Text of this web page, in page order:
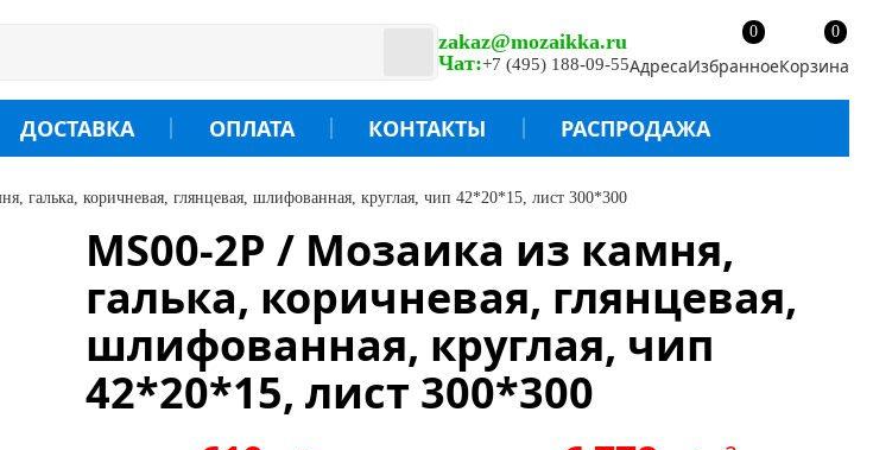
zakaz@mozaikka.ru
Чат:+7 (495) 188-09-55Адреса
0
ИзбранноеКорзина
0
ДОСТАВКА ОПЛАТА КОНТАКТЫ РАСПРОДАЖА
галька, коричневая, глянцевая, шлифованная, круглая, чип 42*20*15, лист 300*300
MS00-2P / Мозаика из камня,
галька, коричневая, глянцевая,
шлифованная, круглая, чип
42*20*15, лист 300*300